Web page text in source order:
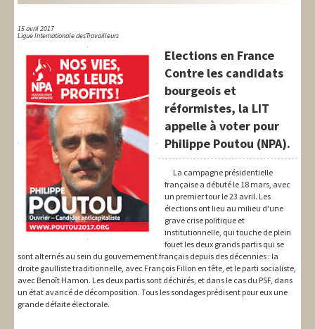
International
Syndical
Social
Thèmes
15 avril 2017
Ligue Internationale desTravailleurs
Elections en France
Contre les candidats
bourgeois et
réformistes, la LIT
appelle à voter pour
Philippe Poutou (NPA).
La campagne présidentielle
française a débuté le 18 mars, avec
un premier tour le 23 avril. Les
élections ont lieu au milieu d'une
grave crise politique et
institutionnelle, qui touche de plein
fouet les deux grands partis qui se
sont alternés au sein du gouvernement français depuis des décennies : la
droite gaulliste traditionnelle, avec François Fillon en tête, et le parti socialiste,
avec Benoît Hamon. Les deux partis sont déchirés, et dans le cas du PSF, dans
un état avancé de décomposition. Tous les sondages prédisent pour eux une
grande défaite électorale.